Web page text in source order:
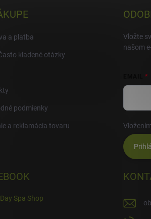
a platba
kladené otázky
podmienky
a reklamácia tovaru
Vložte
našom
Day Spa Shop